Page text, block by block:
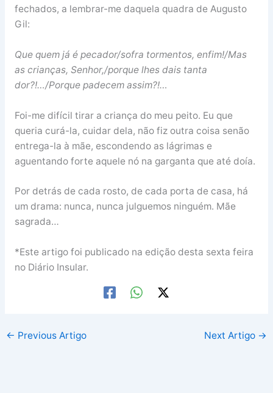
fechados, a lembrar-me daquela quadra de Augusto
Gil:
Que quem já é pecador/sofra tormentos, enfim!/Mas
as crianças, Senhor,/porque lhes dais tanta
dor?!…/Porque padecem assim?!…
Foi-me difícil tirar a criança do meu peito. Eu que
queria curá-la, cuidar dela, não fiz outra coisa senão
entrega-la à mãe, escondendo as lágrimas e
aguentando forte aquele nó na garganta que até doía.
Por detrás de cada rosto, de cada porta de casa, há
um drama: nunca, nunca julguemos ninguém. Mãe
sagrada…
*Este artigo foi publicado na edição desta sexta feira
no Diário Insular.
← Previous Artigo Next Artigo →